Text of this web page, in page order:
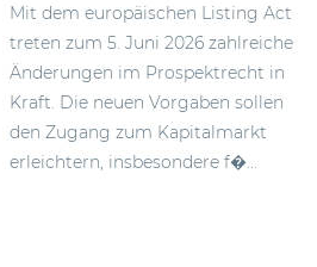
Mit dem europäischen Listing Act
treten zum 5. Juni 2026 zahlreiche
Änderungen im Prospektrecht in
Kraft. Die neuen Vorgaben sollen
den Zugang zum Kapitalmarkt
erleichtern, insbesondere f�...